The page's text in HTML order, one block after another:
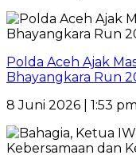
Polda Aceh Ajak
Bhayangkara Run
8 Juni 2026 | 1:53